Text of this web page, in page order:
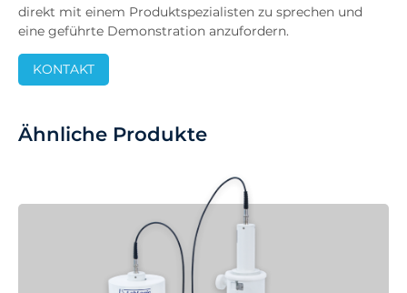
direkt mit einem Produktspezialisten zu sprechen und
eine geführte Demonstration anzufordern.
KONTAKT
Ähnliche Produkte